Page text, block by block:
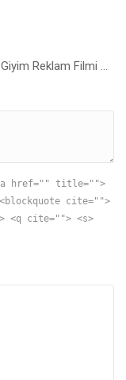
Bulur Dış Giyim Reklam Filmi – 31sn
href="" title="">
cite="">
<q cite=""> <s>